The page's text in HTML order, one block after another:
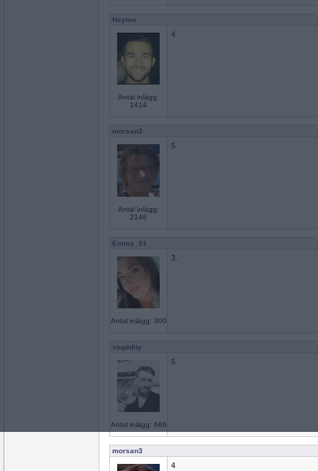
Haymo
Antal inlägg:
1414
4
morsan3
Antal inlägg:
2146
5
Emma_91
Antal inlägg: 300
3.
stupidity
Antal inlägg: 666
5
morsan3
4